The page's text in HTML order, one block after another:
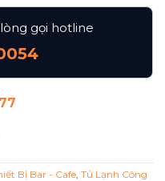
gọi hotline
Bị Bar - Cafe Tủ Lạnh Công